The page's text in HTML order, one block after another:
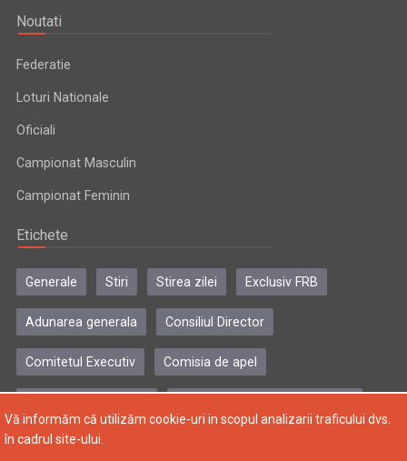
Noutati
Federatie
Loturi Nationale
Oficiali
Campionat Masculin
Campionat Feminin
Etichete
Generale Stiri Stirea zilei Exclusiv FRB
Adunarea generala Consiliul Director
Comitetul Executiv Comisia de apel
Vă informăm că utilizăm cookie-uri in scopul analizarii traficului dvs.
în cadrul site-ului.